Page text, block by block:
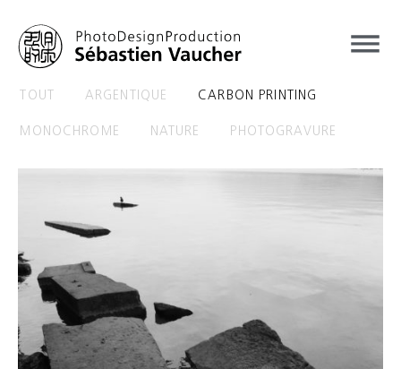
TOUT ARGENTIQUE CARBON PRINTING
MONOCHROME NATURE PHOTOGRAVURE